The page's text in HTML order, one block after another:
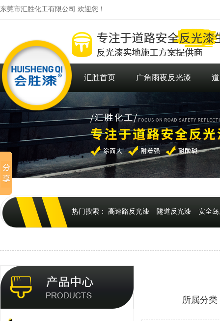
东莞市汇胜化工有限公司 欢迎您！
汇胜首页 广角雨夜反光漆
热门搜索： 高速路反光漆 隧道反光漆 安全
所属分